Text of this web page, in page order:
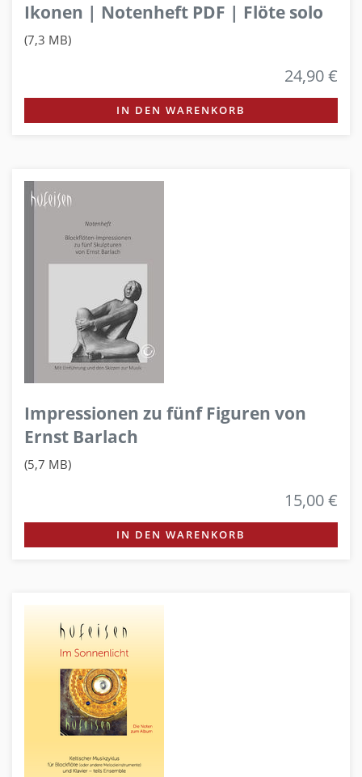
Ikonen | Notenheft PDF | Flöte solo
(7,3 MB)
24,90 €
IN DEN WARENKORB
Impressionen zu fünf Figuren von
Ernst Barlach
(5,7 MB)
15,00 €
IN DEN WARENKORB